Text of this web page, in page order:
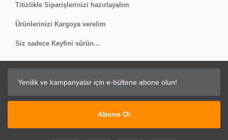
Titizlikle Siparişlerinizi hazırlayalım
Ürünlerinizi Kargoya verelim
Siz sadece Keyfini sürün...
Abone Ol